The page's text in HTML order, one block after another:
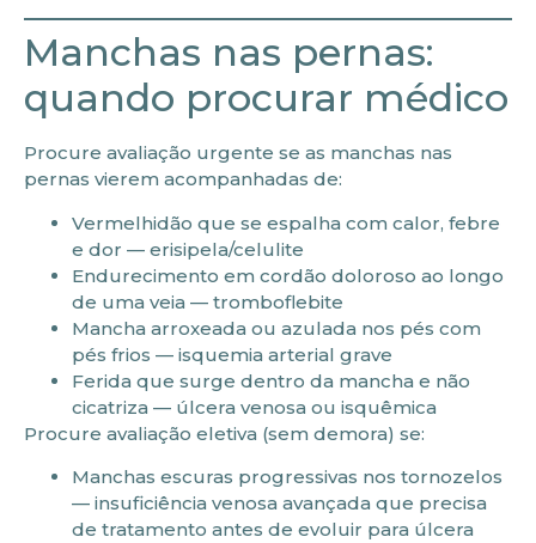
Manchas nas pernas:
quando procurar médico
Procure avaliação urgente se as manchas nas
pernas vierem acompanhadas de:
Vermelhidão que se espalha com calor, febre
e dor — erisipela/celulite
Endurecimento em cordão doloroso ao longo
de uma veia — tromboflebite
Mancha arroxeada ou azulada nos pés com
pés frios — isquemia arterial grave
Ferida que surge dentro da mancha e não
cicatriza — úlcera venosa ou isquêmica
Procure avaliação eletiva (sem demora) se:
Manchas escuras progressivas nos tornozelos
— insuficiência venosa avançada que precisa
de tratamento antes de evoluir para úlcera